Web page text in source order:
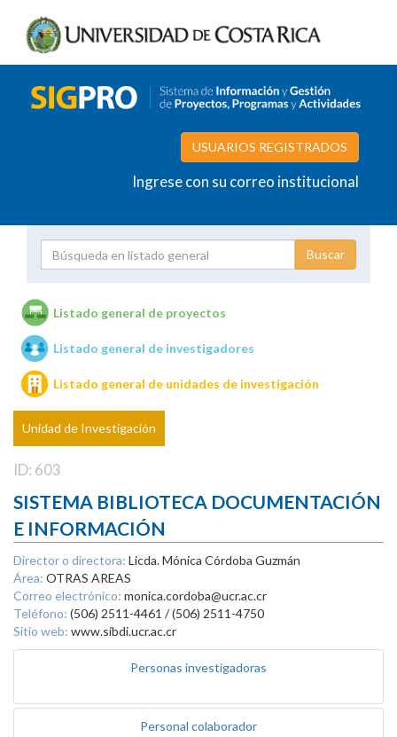
USUARIOS REGISTRADOS
Ingrese con su correo institucional
Unidades de investigación
Listado general de proyectos
Listado general de investigadores
Listado general de unidades de investigación
Unidad de Investigación
ID: 603
SISTEMA BIBLIOTECA DOCUMENTACIÓN
E INFORMACIÓN
Director o directora: Licda. Mónica Córdoba Guzmán
Área: OTRAS AREAS
Correo electrónico: monica.cordoba@ucr.ac.cr
Teléfono: (506) 2511-4461 / (506) 2511-4750
Sitio web: www.sibdi.ucr.ac.cr
Personas investigadoras
Personal colaborador